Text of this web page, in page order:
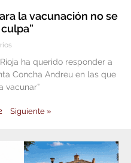
la vacunación no se
ha querido responder a
Concha Andreu en las que
vacunar”
Siguiente »